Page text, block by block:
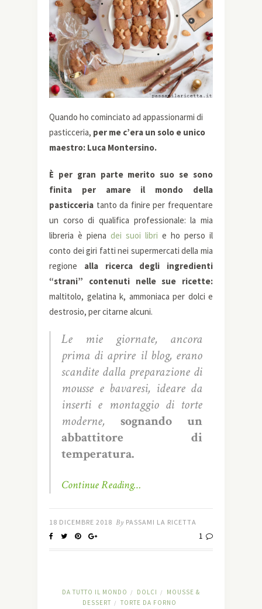
Quando ho cominciato ad appassionarmi di
pasticceria, per me c’era un solo e unico
maestro: Luca Montersino.
È per gran parte merito suo se sono
finita per amare il mondo della
pasticceria tanto da finire per frequentare
un corso di qualifica professionale: la mia
libreria è piena dei suoi libri e ho perso il
conto dei giri fatti nei supermercati della mia
regione alla ricerca degli ingredienti
“strani” contenuti nelle sue ricette:
maltitolo, gelatina k, ammoniaca per dolci e
destrosio, per citarne alcuni.
Le mie giornate, ancora
prima di aprire il blog, erano
scandite dalla preparazione di
mousse e bavaresi, ideare da
inserti e montaggio di torte
moderne, sognando un
abbattitore di
temperatura.
Continue Reading…
18 DICEMBRE 2018 By PASSAMI LA RICETTA
1
DA TUTTO IL MONDO / DOLCI /
MOUSSE &
DESSERT / TORTE DA FORNO